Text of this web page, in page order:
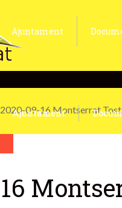
Ajuntament
Ajuntament
2020-09-16 Montserrat